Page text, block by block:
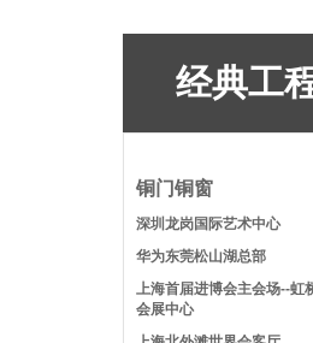
经典工
铜门铜窗
深圳龙岗国际艺术中心
华为东莞松山湖总部
上海首届进博会主会场--虹
会展中心